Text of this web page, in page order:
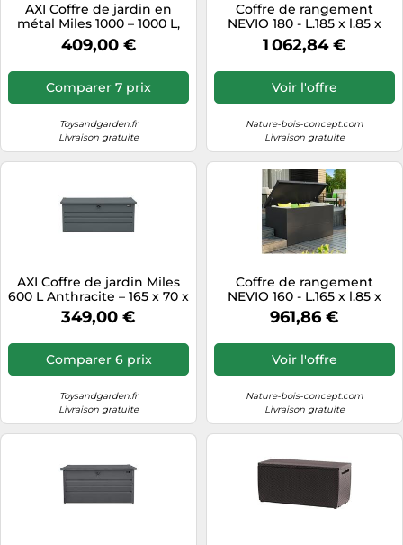
AXI Coffre de jardin en
métal Miles 1000 – 1000 L,
fond et serrure, anthracite,
185×82×75 cm
409,00 €
Comparer 7 prix
Toysandgarden.fr
Livraison gratuite
Coffre de rangement
NEVIO 180 - L.185 x l.85 x
h.85 cm - 1,3 m²
1 062,84 €
Voir l'offre
Nature-bois-concept.com
Livraison gratuite
AXI Coffre de jardin Miles
600 L Anthracite – 165 x 70 x
62 cm avec fond et serrure
349,00 €
Comparer 6 prix
Toysandgarden.fr
Livraison gratuite
Coffre de rangement
NEVIO 160 - L.165 x l.85 x
h.85 cm - 1,2 m²
961,86 €
Voir l'offre
Nature-bois-concept.com
Livraison gratuite